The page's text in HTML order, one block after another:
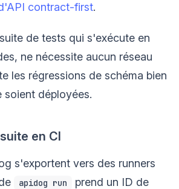
contract-first.
de tests qui s'exécute en
ne nécessite aucun réseau
les régressions de schéma bien
soient déployées.
en CI
s'exportent vers des runners
apidog run
prend un ID de